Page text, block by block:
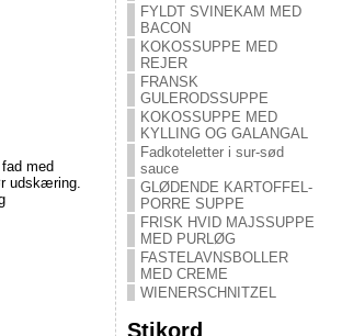
med
udskæring.
FYLDT SVINEKAM MED
BACON
KOKOSSUPPE MED
REJER
FRANSK
GULERODSSUPPE
KOKOSSUPPE MED
KYLLING OG GALANGAL
Fadkoteletter i sur-sød
sauce
GLØDENDE KARTOFFEL-
PORRE SUPPE
FRISK HVID MAJSSUPPE
MED PURLØG
FASTELAVNSBOLLER
MED CREME
WIENERSCHNITZEL
Stikord